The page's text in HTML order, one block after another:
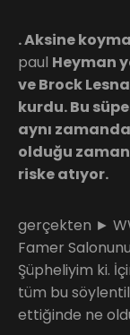
. Aksine
paul Heyman
ve Brock
kurdu. Bu
aynı
olduğu
riske atıyor.
gerçekten ►
Famer
Şüpheliyim ki.
tüm bu
ettiğinde ne